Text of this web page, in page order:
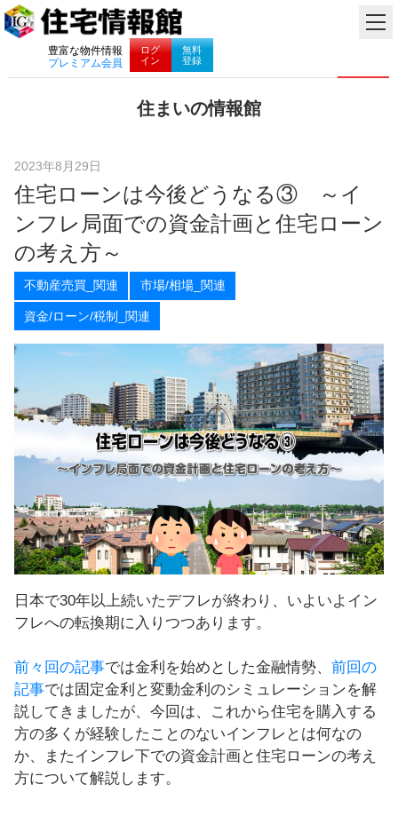
豊富な物件情報
プレミアム会員
ログ
イン
無料
登録
ナビゲーション
住まいの情報館
い
暮
し
に
役
立
情
報
を
け
し
2023年8月29日
住宅ローンは今後どうなる③ ～イ
ンフレ局面での資金計画と住宅ローン
の考え方～
不動産売買_関連 市場/相場_関連
資金/ローン/税制_関連
日本で30年以上続いたデフレが終わり、いよいよイン
フレへの転換期に入りつつあります。
前々回の記事では金利を始めとした金融情勢、 前回の
記事では固定金利と変動金利のシミュレーションを解
説してきましたが、今回は、これから住宅を購入する
方の多くが経験したことのないインフレとは何なの
か、またインフレ下での資金計画と住宅ローンの考え
方について解説します。